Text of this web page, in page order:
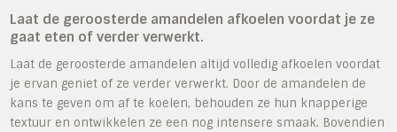
Laat de geroosterde amandelen afkoelen voordat je ze
gaat eten of verder verwerkt.
Laat de geroosterde amandelen altijd volledig afkoelen voordat
je ervan geniet of ze verder verwerkt. Door de amandelen de
kans te geven om af te koelen, behouden ze hun knapperige
textuur en ontwikkelen ze een nog intensere smaak. Bovendien